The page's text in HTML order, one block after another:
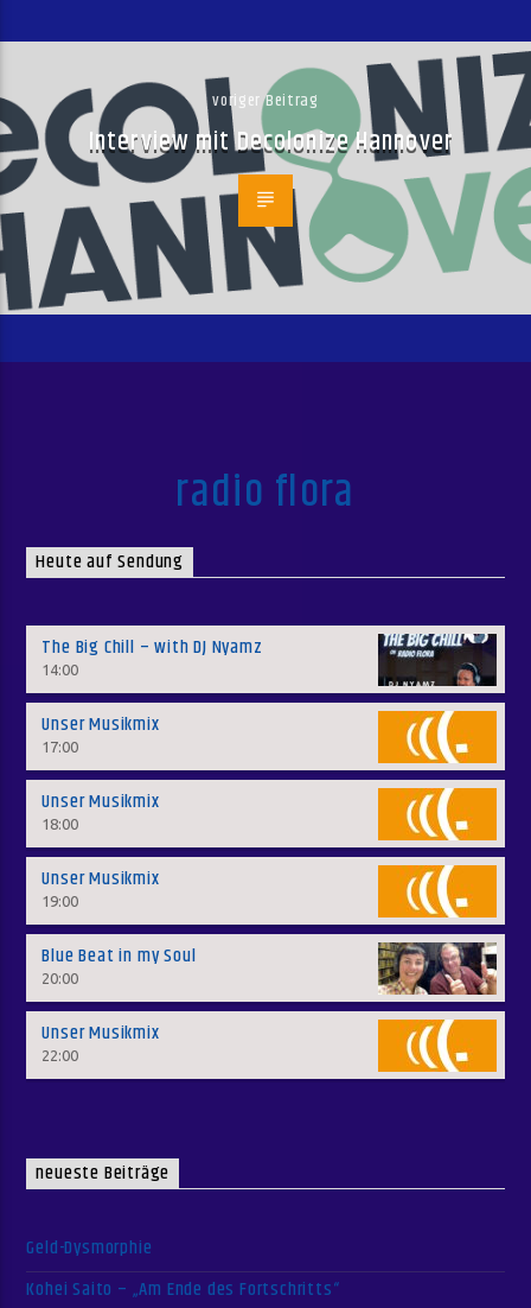
voriger Beitrag
Interview mit Decolonize Hannover
radio flora
Heute auf Sendung
The Big Chill – with DJ Nyamz
14:00
Unser Musikmix
17:00
Unser Musikmix
18:00
Unser Musikmix
19:00
Blue Beat in my Soul
20:00
Unser Musikmix
22:00
neueste Beiträge
Geld-Dysmorphie
Kohei Saito – „Am Ende des Fortschritts“